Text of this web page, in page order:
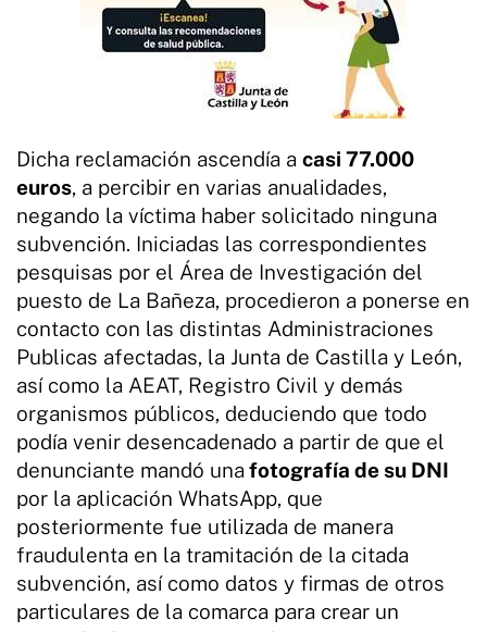
Dicha reclamación ascendía a casi 77.000
euros, a percibir en varias anualidades,
negando la víctima haber solicitado ninguna
subvención. Iniciadas las correspondientes
pesquisas por el Área de Investigación del
puesto de La Bañeza, procedieron a ponerse en
contacto con las distintas Administraciones
Publicas afectadas, la Junta de Castilla y León,
así como la AEAT, Registro Civil y demás
organismos públicos, deduciendo que todo
podía venir desencadenado a partir de que el
denunciante mandó una fotografía de su DNI
por la aplicación WhatsApp, que
posteriormente fue utilizada de manera
fraudulenta en la tramitación de la citada
subvención, así como datos y firmas de otros
particulares de la comarca para crear un